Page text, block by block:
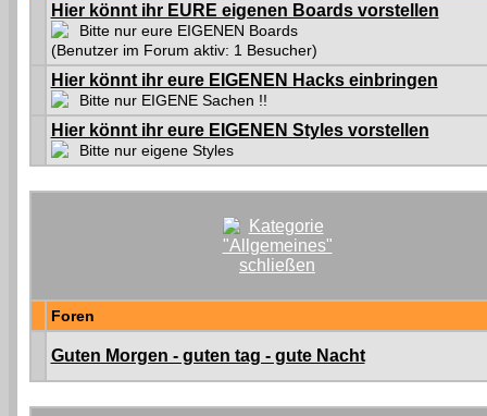
Hier könnt ihr EURE eigenen Boards vorstellen
Bitte nur eure EIGENEN Boards
(Benutzer im Forum aktiv: 1 Besucher)
Hier könnt ihr eure EIGENEN Hacks einbringen
Bitte nur EIGENE Sachen !!
Hier könnt ihr eure EIGENEN Styles vorstellen
Bitte nur eigene Styles
Foren
Guten Morgen - guten tag - gute Nacht